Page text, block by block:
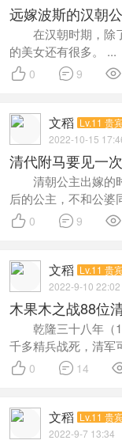
远嫁波斯的汉朝
在汉朝时期，除了
的美女还有很多。 ...
 0  9 
文稻 Lv.11 贵
2022-10-15
清代附马要见一
清朝公主出嫁的时
后的公主，不和公婆
 0  9 
文稻 Lv.11 贵
2022-9-10 22:02
木果木之战88位
乾隆三十八年（
千多精兵战死，清军
 0  14
文稻 Lv.11 贵
2022-9-7 13:34